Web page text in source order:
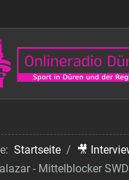
Toggle
Startseite
🎥
- Mittelblocker